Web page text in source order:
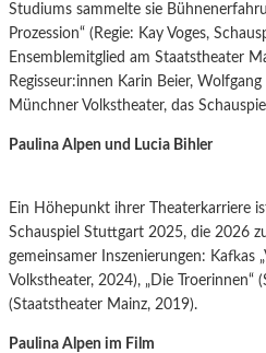
Studiums sammelte sie
Prozession“ (Regie: Kay Voges,
Ensemblemitglied am Staatstheater
Regisseur:innen Karin Beier,
Münchner Volkstheater, das
Paulina Alpen und Lucia Bihler
Ein Höhepunkt ihrer Theaterkarriere
Schauspiel Stuttgart 2025, die 2026
gemeinsamer Inszenierungen: Kafkas
Volkstheater, 2024), „Die Troerinnen“
(Staatstheater Mainz, 2019).
Paulina Alpen im Film